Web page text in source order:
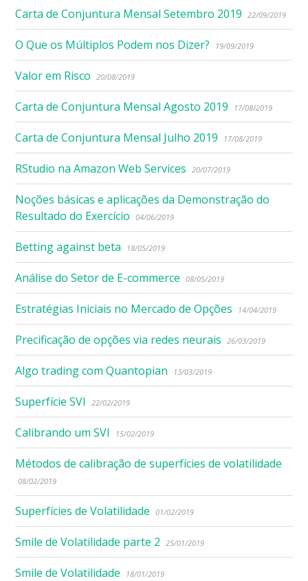
Carta de Conjuntura Mensal Setembro 2019 22/09/2019
O Que os Múltiplos Podem nos Dizer? 19/09/2019
Valor em Risco 20/08/2019
Carta de Conjuntura Mensal Agosto 2019 17/08/2019
Carta de Conjuntura Mensal Julho 2019 17/08/2019
RStudio na Amazon Web Services 20/07/2019
Noções básicas e aplicações da Demonstração do
Resultado do Exercício
04/06/2019
Betting against beta 18/05/2019
Análise do Setor de E-commerce 08/05/2019
Estratégias Iniciais no Mercado de Opções 14/04/2019
Precificação de opções via redes neurais 26/03/2019
Algo trading com Quantopian 13/03/2019
Superfície SVI 22/02/2019
Calibrando um SVI 15/02/2019
Métodos de calibração de superfícies de volatilidade
08/02/2019
Superfícies de Volatilidade 01/02/2019
Smile de Volatilidade parte 2 25/01/2019
Smile de Volatilidade 18/01/2019